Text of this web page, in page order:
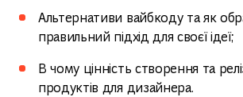
Альтернативи вайбкоду та як
правильний підхід для своєї ідеї;
В чому цінність створення та
продуктів для дизайнера.